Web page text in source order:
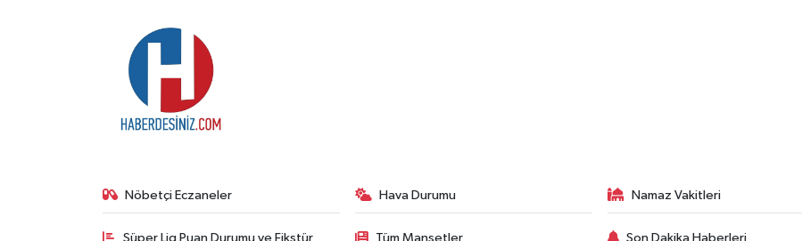
Nöbetçi Eczaneler Hava Durumu Namaz Vakitleri
Süper Lig Puan Durumu ve Fikstür Tüm Manşetler Son Dakika Haberleri